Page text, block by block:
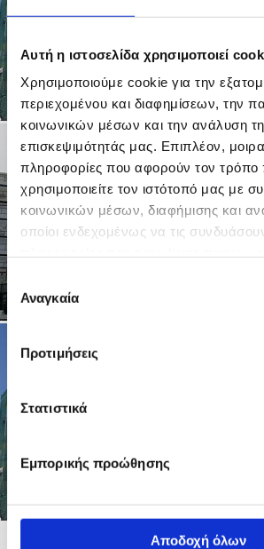
Αυτή η ιστοσελίδα χρησιμοποιεί
Χρησιμοποιούμε cookie για την
περιεχομένου και διαφημίσεων, την
κοινωνικών μέσων και την ανάλυση
επισκεψιμότητάς μας. Επιπλέον,
πληροφορίες που αφορούν τον τρόπο
χρησιμοποιείτε τον ιστότοπό μας με
κοινωνικών μέσων, διαφήμισης και
οποίοι ενδεχομένως να τις
των υπηρεσιών τους.
Επιλογή
συγκατάθεσης
Αναγκαία
Προτιμήσεις
Στατιστικά
Εμπορικής προώθησης
Αποδοχή όλων